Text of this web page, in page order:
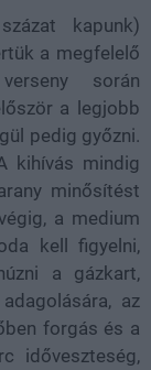
kapunk)
a megfelelő
során
a legjobb
pedig győzni.
kihívás mindig
minősítést
a medium
kell figyelni,
a gázkart,
az
forgás és a
időveszteség,